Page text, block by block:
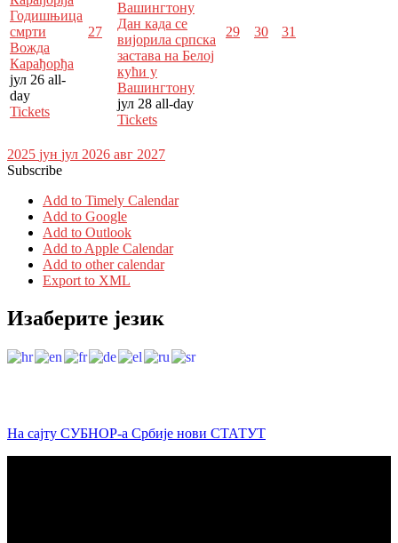
Годишњица
смрти
Вожда
Карађорђа
јул 26 all-
day
Tickets
27
Вашингтону
Дан када се
вијорила српска
застава на Белој
кући у
Вашингтону
јул 28 all-day
Tickets
29 30 31
2025 јун јул 2026 авг 2027
Subscribe
Add to Timely Calendar
Add to Google
Add to Outlook
Add to Apple Calendar
Add to other calendar
Export to XML
Изаберите језик
На сајту СУБНОР-а Србије нови СТАТУТ